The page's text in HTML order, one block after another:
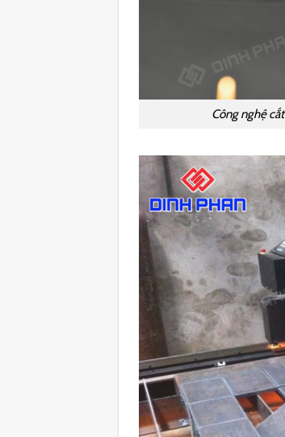
Công nghệ